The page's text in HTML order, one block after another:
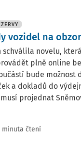
vozidel na
novelu,
plně online
bude možnost
a dokladů do
projednat
minuta čtení